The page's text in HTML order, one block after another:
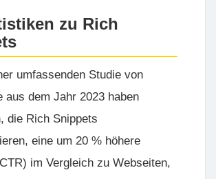
zu Rich
umfassenden Studie von
aus dem Jahr 2023 haben
die Rich Snippets
eine um 20 % höhere
im Vergleich zu Webseiten,